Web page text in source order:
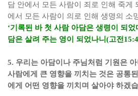
담 안에서 모든 사람이 죄로 인해 죽게
에서 모든 사람이 의로 인해 생명의 소
‘기록된 바 첫 사람 아담은 생령이 되
담은 살려 주는 영이 되었나니 (고전
5. 우리는 아담이나 주님처럼 기원은
사람에게 큰 영향을 끼치는 것은 공통
에게 어떤 영향을 끼치며 살아야 하겠